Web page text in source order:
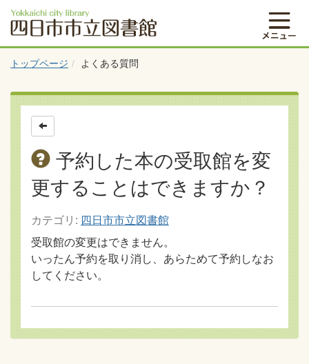
トップページ よくある質問
予約した本の受取館を変
更することはできますか？
カテゴリ: 四日市市立図書館
受取館の変更はできません。
いったん予約を取り消し、あらためて予約しなお
してください。